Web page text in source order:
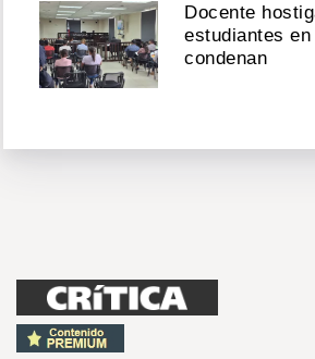
Docente
estudiantes
condenan